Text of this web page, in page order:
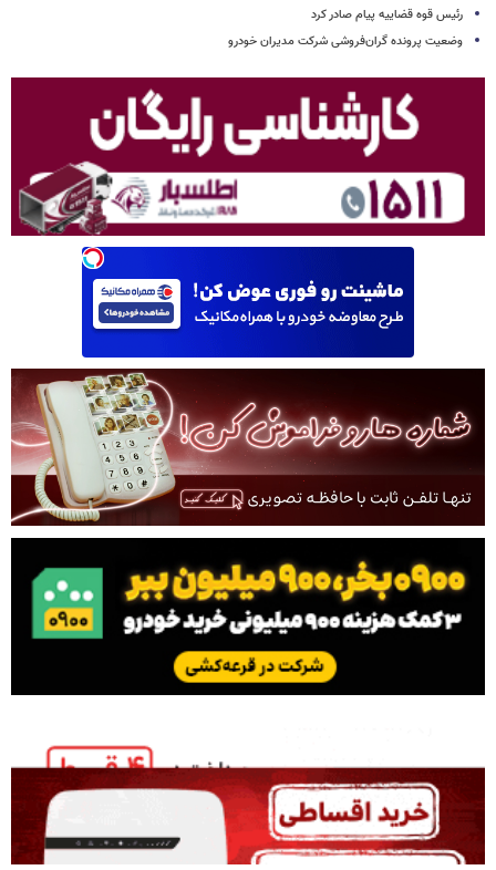
رئیس قوه قضاییه پیام صادر کرد
وضعیت پرونده گران‌فروشی شرکت مدیران خودرو